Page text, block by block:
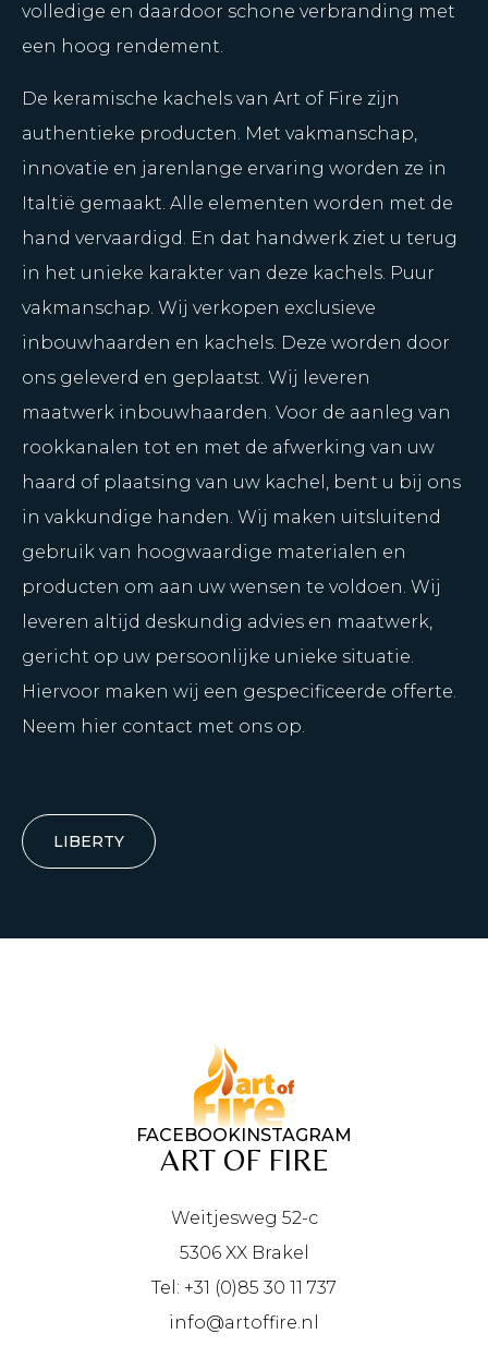
volledige en daardoor schone verbranding met
een hoog rendement.
De keramische kachels van Art of Fire zijn
authentieke producten. Met vakmanschap,
innovatie en jarenlange ervaring worden ze in
Italtië gemaakt. Alle elementen worden met de
hand vervaardigd. En dat handwerk ziet u terug
in het unieke karakter van deze kachels. Puur
vakmanschap. Wij verkopen exclusieve
inbouwhaarden en kachels. Deze worden door
ons geleverd en geplaatst. Wij leveren
maatwerk inbouwhaarden. Voor de aanleg van
rookkanalen tot en met de afwerking van uw
haard of plaatsing van uw kachel, bent u bij ons
in vakkundige handen. Wij maken uitsluitend
gebruik van hoogwaardige materialen en
producten om aan uw wensen te voldoen. Wij
leveren altijd deskundig advies en maatwerk,
gericht op uw persoonlijke unieke situatie.
Hiervoor maken wij een gespecificeerde offerte.
Neem hier contact met ons op.
LIBERTY
FACEBOOKINSTAGRAM
ART OF FIRE
Weitjesweg 52-c
5306 XX Brakel
Tel: +31 (0)85 30 11 737
info@artoffire.nl